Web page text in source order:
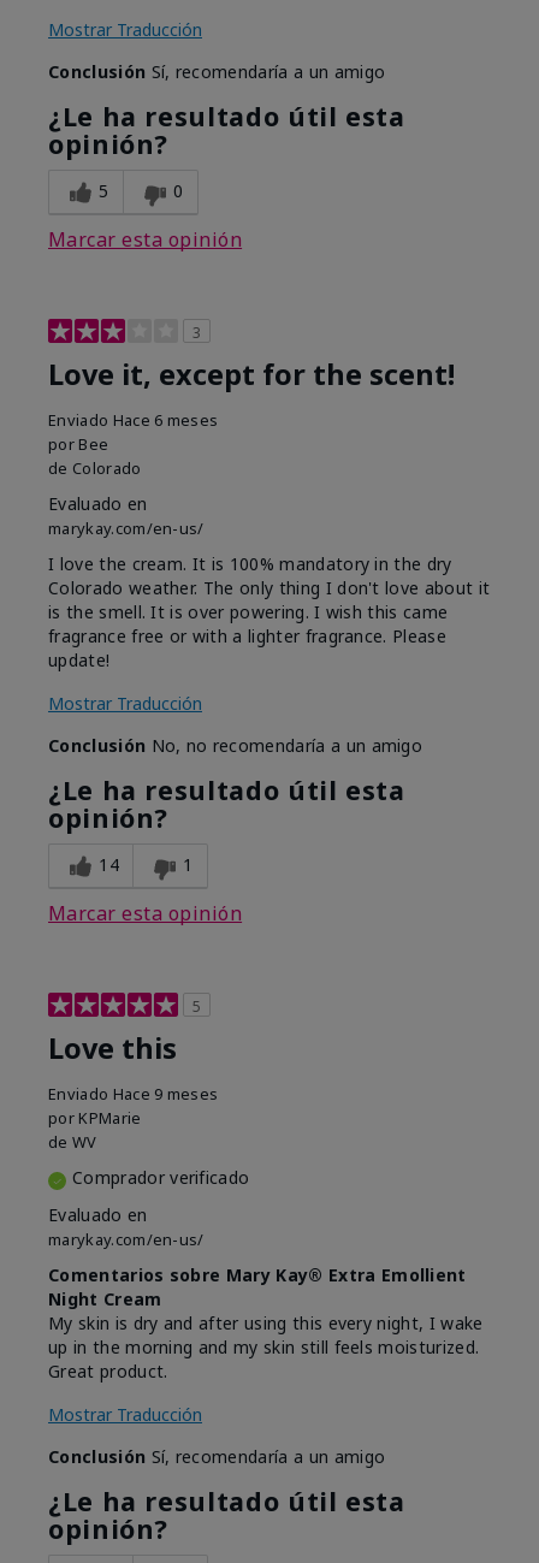
Mostrar Traducción
Conclusión Sí, recomendaría a un amigo
¿Le ha resultado útil esta
opinión?
5 0
Marcar esta opinión
3
Love it, except for the scent!
Enviado Hace 6 meses
por Bee
de Colorado
Evaluado en
marykay.com/en-us/
I love the cream. It is 100% mandatory in the dry
Colorado weather. The only thing I don't love about it
is the smell. It is over powering. I wish this came
fragrance free or with a lighter fragrance. Please
update!
Mostrar Traducción
Conclusión No, no recomendaría a un amigo
¿Le ha resultado útil esta
opinión?
14 1
Marcar esta opinión
5
Love this
Enviado Hace 9 meses
por KPMarie
de WV
Comprador verificado
Evaluado en
marykay.com/en-us/
Comentarios sobre Mary Kay® Extra Emollient
Night Cream
My skin is dry and after using this every night, I wake
up in the morning and my skin still feels moisturized.
Great product.
Mostrar Traducción
Conclusión Sí, recomendaría a un amigo
¿Le ha resultado útil esta
opinión?